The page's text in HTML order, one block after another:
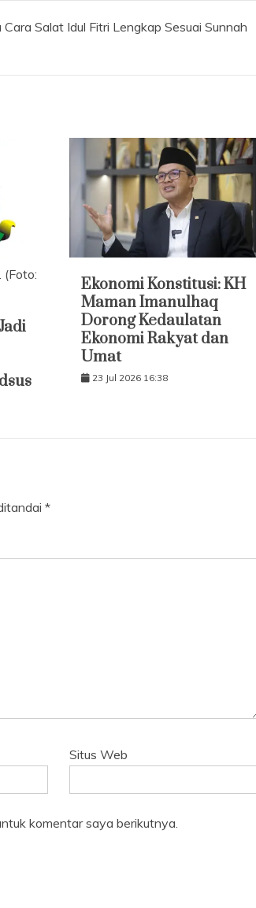
Cara Salat Idul Fitri Lengkap Sesuai Sunnah
(Foto:
Ekonomi Konstitusi: KH
Maman Imanulhaq
Dorong Kedaulatan
Ekonomi Rakyat dan
Umat
23 Jul 2026 16:38
*
Situs Web
komentar saya berikutnya.